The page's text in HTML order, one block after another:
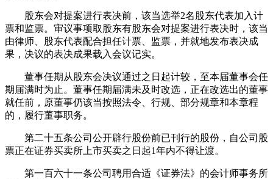
股东会对提案进行表决前，该当选举2名股东代表加入计
票和监票。审议事项取股东有股东会对提案进行表决时，该当
由律师、股东代表配合担任计票、监票，并就地发布表决成
果，决议的表决成果载入会议记实。
董事任期从股东会决议通过之日起计较，至本届董事会任
期届满时为止。董事任期届满未及时改选，正在改选出的董事
就任前，原董事仍该当按照法令、行规、部分规章和本章程
的，履行董事职务。
第二十五条公司公开辟行股份前已刊行的股份，自公司股
票正在证券买卖所上市买卖之日起1年内不得让渡。
第一百六十一条公司聘用合适《证券法》的会计师事务所